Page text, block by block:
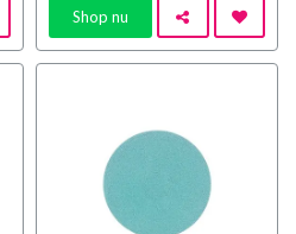
Shop nu